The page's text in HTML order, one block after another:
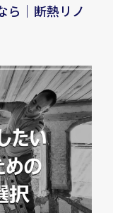
ら｜断熱リノ